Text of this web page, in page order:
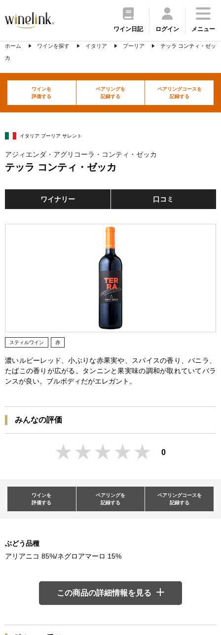
ワイン日記 ログイン メニュー
ホーム ワインを探す イタリア プーリア
テッラ コンティ・ゼッ
カ
ワインを
評価する
ペアリングを
記録する
ペアリングコースを
記録する
イタリア プーリア サレント
アジィエンダ・アグリコーラ・コンティ・ゼッカ
テッラ コンティ・ゼッカ
ワイナリー 口コミ
スティルワイン 赤
濃いルビーレッド、小ぶりな赤果実や、スパイスの香り、バニラ、
たばこの香りが広がる。タンニンと果実味の調和が取れていてバラ
ンスが良い。ブルボディだがエレガント。
みんなの評価
0
ワインを
評価する
ペアリングを
記録する
ペアリングコースを
記録する
ぶどう品種
アリアニコ 85%/ネグロアマーロ 15%
この商品の詳細情報を見る